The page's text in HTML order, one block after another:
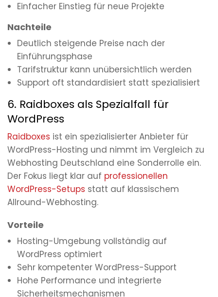
Einfacher Einstieg für neue Projekte
Nachteile
Deutlich steigende Preise nach der
Einführungsphase
Tarifstruktur kann unübersichtlich werden
Support oft standardisiert statt spezialisiert
6. Raidboxes als Spezialfall für
WordPress
Raidboxes ist ein spezialisierter Anbieter für
WordPress-Hosting und nimmt im Vergleich zu
Webhosting Deutschland eine Sonderrolle ein.
Der Fokus liegt klar auf professionellen
WordPress-Setups statt auf klassischem
Allround-Webhosting.
Vorteile
Hosting-Umgebung vollständig auf
WordPress optimiert
Sehr kompetenter WordPress-Support
Hohe Performance und integrierte
Sicherheitsmechanismen